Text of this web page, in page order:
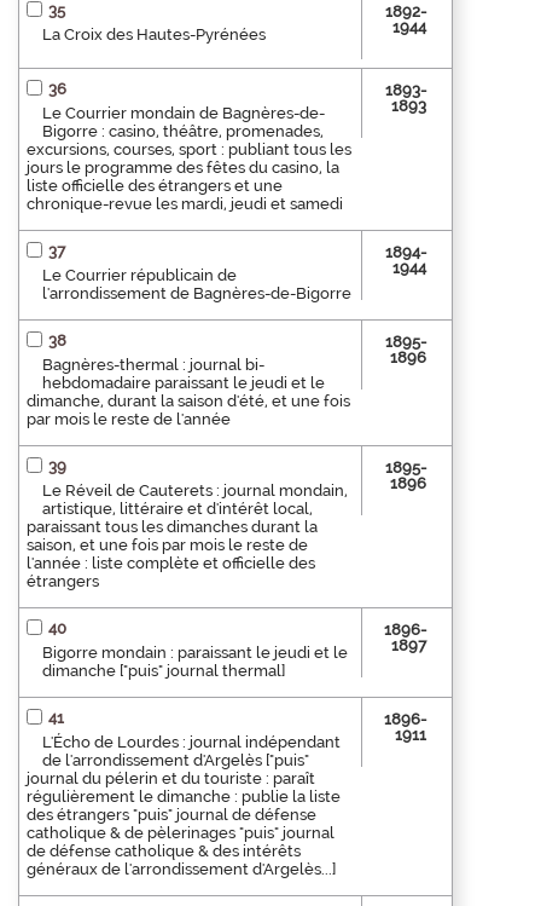
35
La Croix des Hautes-Pyrénées
1892-
1944
36
Le Courrier mondain de Bagnères-de-
Bigorre : casino, théâtre, promenades,
excursions, courses, sport : publiant tous les
jours le programme des fêtes du casino, la
liste officielle des étrangers et une
chronique-revue les mardi, jeudi et samedi
1893-
1893
37
Le Courrier républicain de
l'arrondissement de Bagnères-de-Bigorre
1894-
1944
38
Bagnères-thermal : journal bi-
hebdomadaire paraissant le jeudi et le
dimanche, durant la saison d'été, et une fois
par mois le reste de l'année
1895-
1896
39
Le Réveil de Cauterets : journal mondain,
artistique, littéraire et d'intérêt local,
paraissant tous les dimanches durant la
saison, et une fois par mois le reste de
l'année : liste complète et officielle des
étrangers
1895-
1896
40
Bigorre mondain : paraissant le jeudi et le
dimanche ["puis" journal thermal]
1896-
1897
41
L'Écho de Lourdes : journal indépendant
de l'arrondissement d'Argelès ["puis"
journal du pélerin et du touriste : paraît
régulièrement le dimanche : publie la liste
des étrangers "puis" journal de défense
catholique & de pèlerinages "puis" journal
de défense catholique & des intérêts
généraux de l'arrondissement d'Argelès...]
1896-
1911